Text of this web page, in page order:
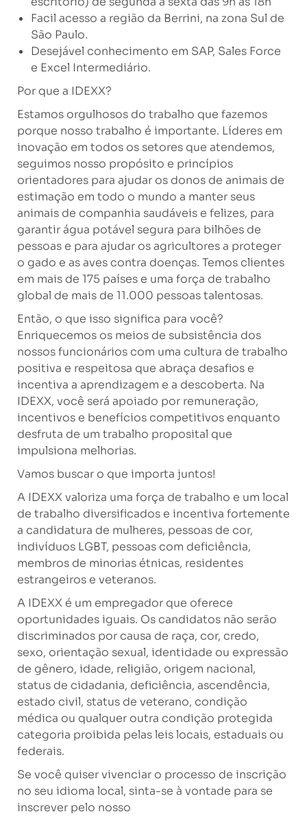
Facil acesso a região da Berrini, na zona Sul de
São Paulo.
Desejável conhecimento em SAP, Sales Force
e Excel Intermediário.
Por que a IDEXX?
Estamos orgulhosos do trabalho que fazemos
porque nosso trabalho é importante. Líderes em
inovação em todos os setores que atendemos,
seguimos nosso propósito e princípios
orientadores para ajudar os donos de animais de
estimação em todo o mundo a manter seus
animais de companhia saudáveis ​​e felizes, para
garantir água potável segura para bilhões de
pessoas e para ajudar os agricultores a proteger
o gado e as aves contra doenças. Temos clientes
em mais de 175 países e uma força de trabalho
global de mais de 11.000 pessoas talentosas.
Então, o que isso significa para você?
Enriquecemos os meios de subsistência dos
nossos funcionários com uma cultura de trabalho
positiva e respeitosa que abraça desafios e
incentiva a aprendizagem e a descoberta. Na
IDEXX, você será apoiado por remuneração,
incentivos e benefícios competitivos enquanto
desfruta de um trabalho proposital que
impulsiona melhorias.
Vamos buscar o que importa juntos!
A IDEXX valoriza uma força de trabalho e um local
de trabalho diversificados e incentiva fortemente
a candidatura de mulheres, pessoas de cor,
indivíduos LGBT, pessoas com deficiência,
membros de minorias étnicas, residentes
estrangeiros e veteranos.
A IDEXX é um empregador que oferece
oportunidades iguais. Os candidatos não serão
discriminados por causa de raça, cor, credo,
sexo, orientação sexual, identidade ou expressão
de gênero, idade, religião, origem nacional,
status de cidadania, deficiência, ascendência,
estado civil, status de veterano, condição
médica ou qualquer outra condição protegida
categoria proibida pelas leis locais, estaduais ou
federais.
Se você quiser vivenciar o processo de inscrição
no seu idioma local, sinta-se à vontade para se
inscrever pelo nosso